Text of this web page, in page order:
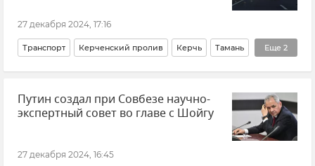
27 декабря 2024, 17:16
Еще 2
Транспорт Керченский пролив Керчь Тамань
Логистика Новости Крыма
Путин создал при Совбезе научно-
экспертный совет во главе с Шойгу
27 декабря 2024, 16:45